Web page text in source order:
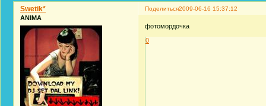
Поделиться2009-06-16 15:37:12
Swetik*
ANIMA
фотомордочка
0